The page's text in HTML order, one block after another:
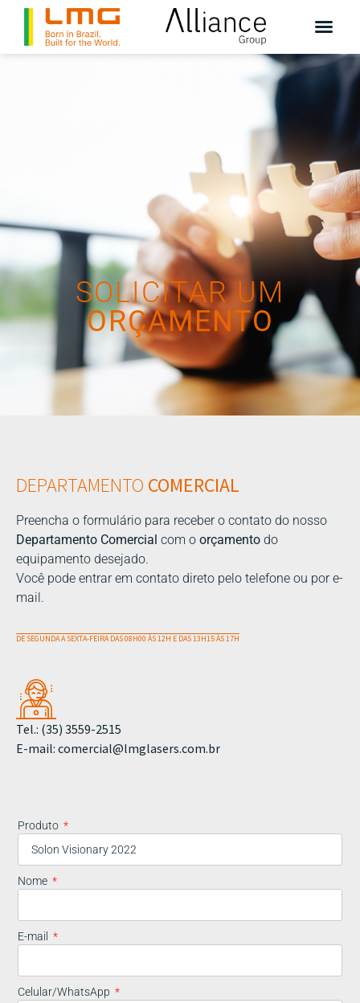
SOLICITAR UM
ORÇAMENTO
DEPARTAMENTO COMERCIAL
Preencha o formulário para receber o contato do nosso
Departamento Comercial com o orçamento do
equipamento desejado.
Você pode entrar em contato direto pelo telefone ou por e-
mail.
DE SEGUNDA A SEXTA-FEIRA DAS 08H00 ÀS 12H E DAS 13H15 ÀS 17H
Tel.: (35) 3559-2515
E-mail: comercial@lmglasers.com.br
Produto
Nome
E-mail
Celular/WhatsApp